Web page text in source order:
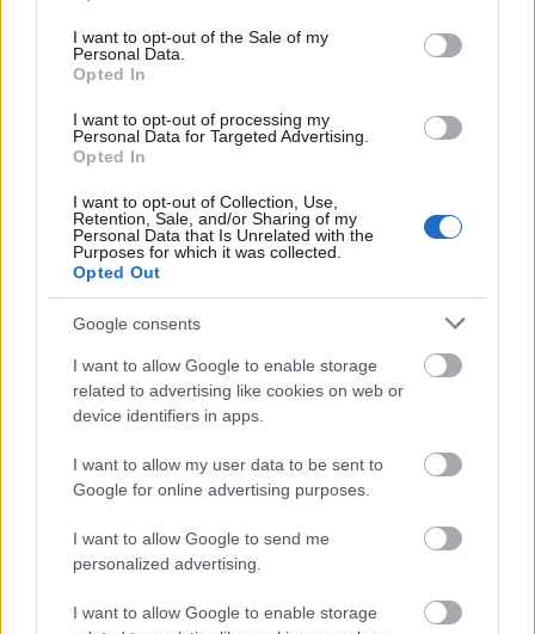
use your data for below specified purposes in below Google
consent section.
I want to opt-out of the Sale of my
Personal Data.
Opted In
I want to opt-out of processing my
Personal Data for Targeted Advertising.
Opted In
I want to opt-out of Collection, Use,
Retention, Sale, and/or Sharing of my
Personal Data that Is Unrelated with the
Purposes for which it was collected.
Opted Out
Google consents
I want to allow Google to enable storage
related to advertising like cookies on web or
device identifiers in apps.
I want to allow my user data to be sent to
Google for online advertising purposes.
I want to allow Google to send me
personalized advertising.
I want to allow Google to enable storage
Gödrös FrigyesMint a befagyott Balaton, úgy
ölelte magához az irodalmi élet, és az
Amerika bevétele című könyve, amely New
York leigázását mutatja be, alapművé vált,
hovatovább érettségi tételként tökéletes
koronája lehetett volna a középiskolai
tanulmányoknak, ám a kor rezsimje
elutasította ezt a népi kezdeményezést.
legsármosabb
magyar
csábítja az
olvasót az ízek,
szagok, álmok